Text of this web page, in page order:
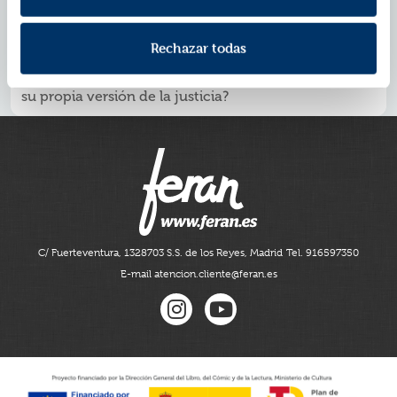
Rechazar todas
va un paso por delante. Para sacar la verdad a la luz,
deberá romper las reglas que conoce y sumergirse en
¿Hasta dónde está dispuesto a llegar para imponer
su propia versión de la justicia?
C/ Fuerteventura, 1328703 S.S. de los Reyes, Madrid Tel. 916597350
E-mail atencion.cliente@feran.es